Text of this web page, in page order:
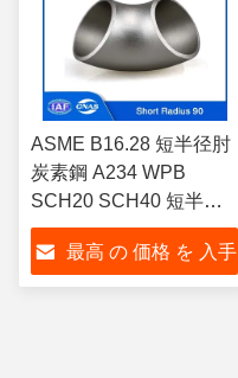
ASME B16.28 短半径肘
炭素鋼 A234 WPB
SCH20 SCH40 短半径
90度肘
最高 の 価格 を 入手